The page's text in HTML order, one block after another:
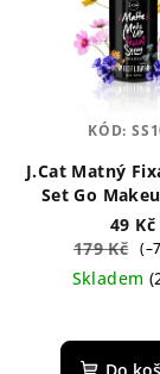
J.Cat Matný
Set Go
49 Kč
179 Kč
Skladem
KÓD: